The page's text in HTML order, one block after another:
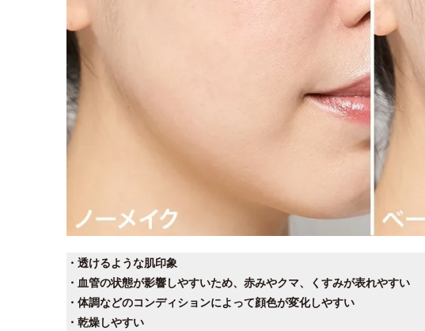
・透けるような肌印象
・血管の状態が影響しやすいため、赤みやクマ、くすみが表れやすい
・体調などのコンディションによって顔色が変化しやすい
・乾燥しやすい